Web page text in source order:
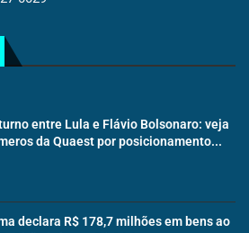
entre Lula e Flávio Bolsonaro: veja
da Quaest por posicionamento...
declara R$ 178,7 milhões em bens ao